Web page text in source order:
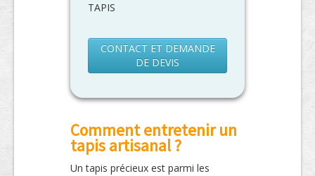
TAPIS
CONTACT ET DEMANDE
DE DEVIS
Comment entretenir un
tapis artisanal ?
Un tapis précieux est parmi les